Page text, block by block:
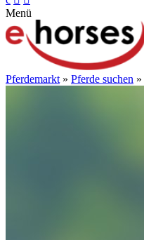
Menü
Pferdemarkt » Pferde suchen »